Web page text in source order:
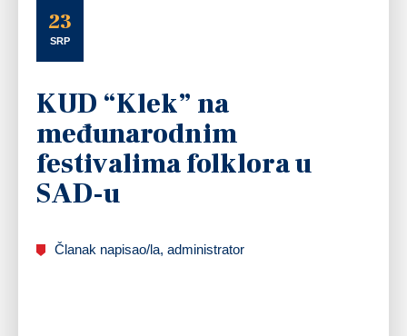
23
SRP
KUD “Klek” na
međunarodnim
festivalima folklora u
SAD-u
Članak napisao/la, administrator